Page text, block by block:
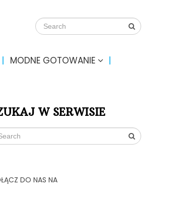
MODNE GOTOWANIE
W SERWISIE
DO NAS NA